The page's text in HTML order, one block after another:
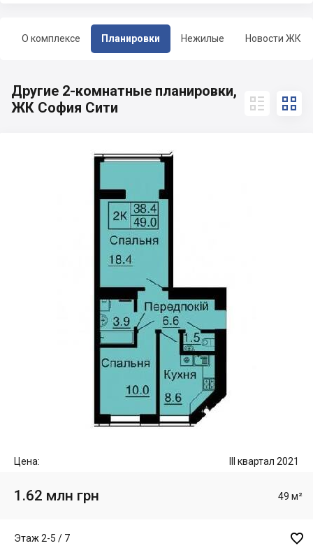
О комплексе Планировки Нежилые Новости ЖК
Другие 2-комнатные планировки,
ЖК София Сити
 
Цена: III квартал 2021
1.62 млн грн 49 м²
Этаж 2-5 / 7 